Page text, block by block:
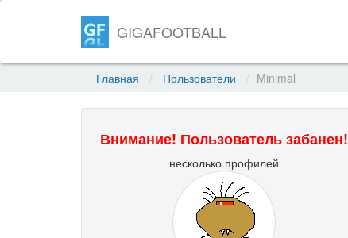
GIGAFOOTBALL
Главная Пользователи Minimal
Внимание! Пользователь забанен!
несколько профилей